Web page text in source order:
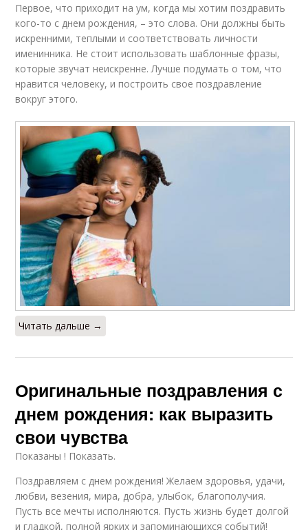
Первое, что приходит на ум, когда мы хотим поздравить
кого-то с днем рождения, – это слова. Они должны быть
искренними, теплыми и соответствовать личности
именинника. Не стоит использовать шаблонные фразы,
которые звучат неискренне. Лучше подумать о том, что
нравится человеку, и построить свое поздравление
вокруг этого.
Читать дальше →
Оригинальные поздравления с
днем рождения: как выразить
свои чувства
Показаны ! Показать.
Поздравляем с днем рождения! Желаем здоровья, удачи,
любви, везения, мира, добра, улыбок, благополучия.
Пусть все мечты исполняются. Пусть жизнь будет долгой
и гладкой, полной ярких и запоминающихся событий!